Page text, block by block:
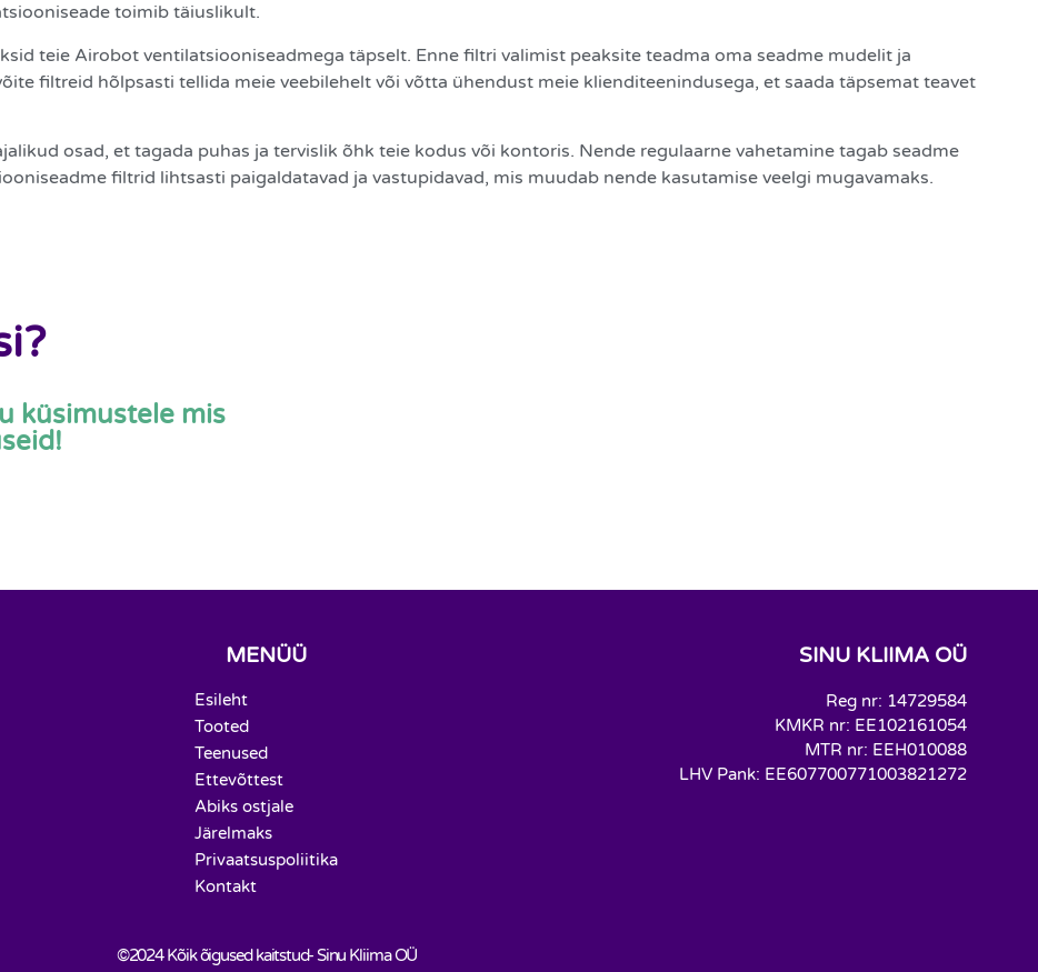
toimib täiuslikult.
teie Airobot ventilatsiooniseadmega täpselt. Enne filtri valimist peaksite teadma oma seadme mudelit ja
filtreid hõlpsasti tellida meie veebilehelt või võtta ühendust meie klienditeenindusega, et saada täpsemat teavet
osad, et tagada puhas ja tervislik õhk teie kodus või kontoris. Nende regulaarne vahetamine tagab seadme
filtrid lihtsasti paigaldatavad ja vastupidavad, mis muudab nende kasutamise veelgi mugavamaks.
küsimustele mis
MENÜÜ
Esileht
Tooted
Teenused
Ettevõttest
Abiks ostjale
Järelmaks
Privaatsuspoliitika
Kontakt
SINU KLIIMA OÜ
Reg nr: 14729584
KMKR nr: EE102161054
MTR nr: EEH010088
LHV Pank: EE607700771003821272
©2024 Kõik õigused kaitstud- Sinu Kliima OÜ